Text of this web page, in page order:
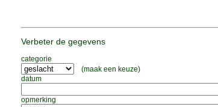
Verbeter de gegevens
categorie
(maak een keuze)
datum
opmerking